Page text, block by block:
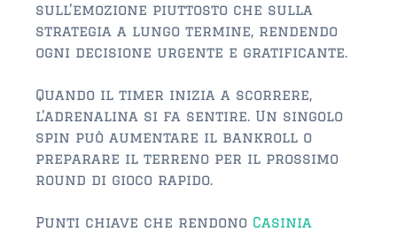
ST AUGUSTINE
$150,000 and under
$150,000 – $350,000
$350,000 – $500,000
$500,000 – $750,000
sull’emozione piuttosto che sulla
strategia a lungo termine, rendendo
ogni decisione urgente e gratificante.
Quando il timer inizia a scorrere,
l’adrenalina si fa sentire. Un singolo
spin può aumentare il bankroll o
preparare il terreno per il prossimo
round di gioco rapido.
Punti chiave che rendono Casinia